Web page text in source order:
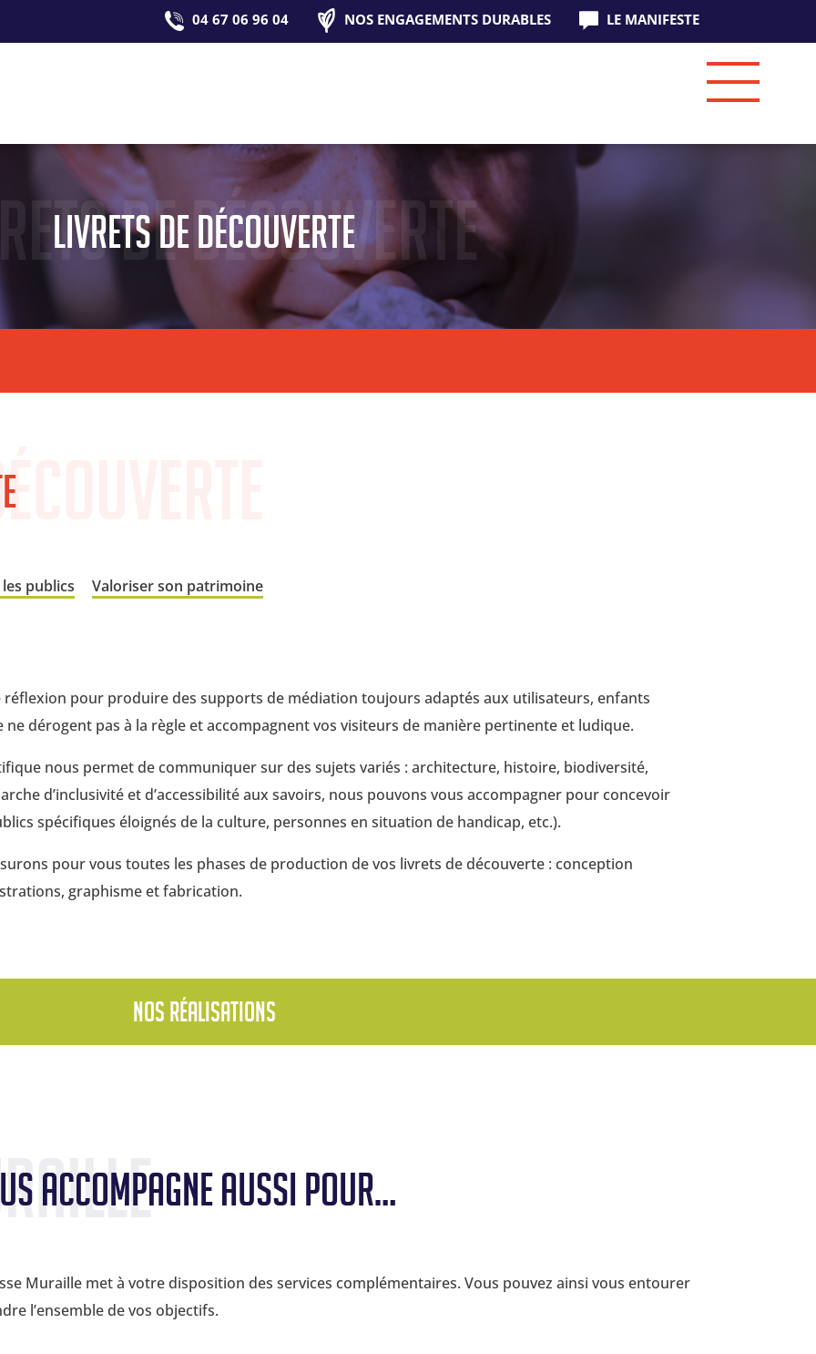
04 67 06 96 04 NOS ENGAGEMENTS DURABLES LE MANIFESTE
de découverte
Livrets de découverte
publics Valoriser son patrimoine
pour produire des supports de médiation toujours adaptés aux utilisateurs, enfants
dérogent pas à la règle et accompagnent vos visiteurs de manière pertinente et ludique.
nous permet de communiquer sur des sujets variés : architecture, histoire, biodiversité,
d’inclusivité et d’accessibilité aux savoirs, nous pouvons vous accompagner pour concevoir
spécifiques éloignés de la culture, personnes en situation de handicap, etc.).
pour vous toutes les phases de production de vos livrets de découverte : conception
graphisme et fabrication.
Nos réalisations
accompagne aussi pour…
Muraille met à votre disposition des services complémentaires. Vous pouvez ainsi vous entourer
l’ensemble de vos objectifs.